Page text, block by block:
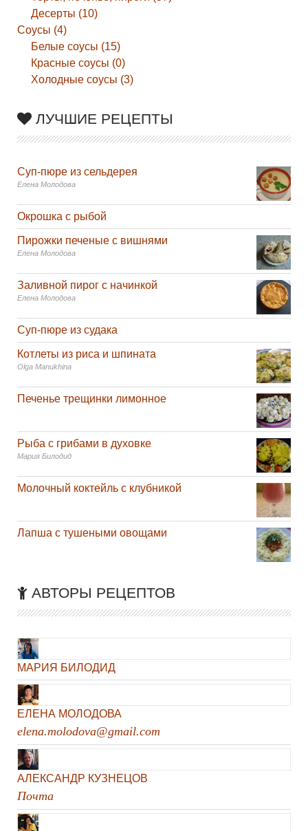
Десерты (10)
Соусы (4)
Белые соусы (15)
Красные соусы (0)
Холодные соусы (3)
ЛУЧШИЕ РЕЦЕПТЫ
Суп-пюре из сельдерея
Елена Молодова
Окрошка с рыбой
Пирожки печеные с вишнями
Елена Молодова
Заливной пирог с начинкой
Елена Молодова
Суп-пюре из судака
Котлеты из риса и шпината
Olga Manukhina
Печенье трещинки лимонное
Рыба с грибами в духовке
Мария Билодид
Молочный коктейль с клубникой
Лапша с тушеными овощами
АВТОРЫ РЕЦЕПТОВ
МАРИЯ БИЛОДИД
ЕЛЕНА МОЛОДОВА
elena.molodova@gmail.com
АЛЕКСАНДР КУЗНЕЦОВ
Почта